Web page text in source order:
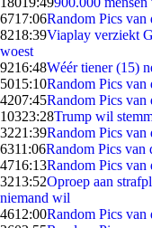
6717:06Random Pics van
8218:39Viaplay verziekt
woest
9216:48Wéér tiener (15)
5015:10Random Pics van
4207:45Random Pics van
10323:28Trump wil
3221:39Random Pics van
6311:06Random Pics van
4716:13Random Pics van
3213:52Oproep aan
niemand wil
4612:00Random Pics van